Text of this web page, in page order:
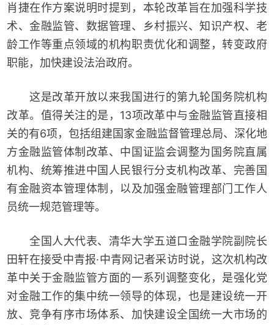
肖捷在作方案说明时提到，本轮改革旨在加强科学技
术、金融监管、数据管理、乡村振兴、知识产权、老
龄工作等重点领域的机构职责优化和调整，转变政府
职能，加快建设法治政府。
这是改革开放以来我国进行的第九轮国务院机构
改革。值得关注的是，13项改革中与金融监管直接相
关的有6项，包括组建国家金融监督管理总局、深化地
方金融监管体制改革、中国证监会调整为国务院直属
机构、统筹推进中国人民银行分支机构改革、完善国
有金融资本管理体制，以及加强金融管理部门工作人
员统一规范管理等。
全国人大代表、清华大学五道口金融学院副院长
田轩在接受中青报·中青网记者采访时说，这次机构改
革中关于金融监管方面的一系列调整变化，是强化党
对金融工作的集中统一领导的体现，也是建设统一开
放、竞争有序市场体系、加快建设全国统一大市场的